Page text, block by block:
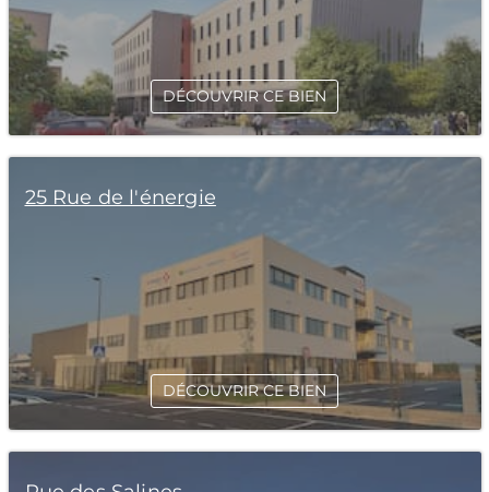
DÉCOUVRIR CE BIEN
25 Rue de l'énergie
DÉCOUVRIR CE BIEN